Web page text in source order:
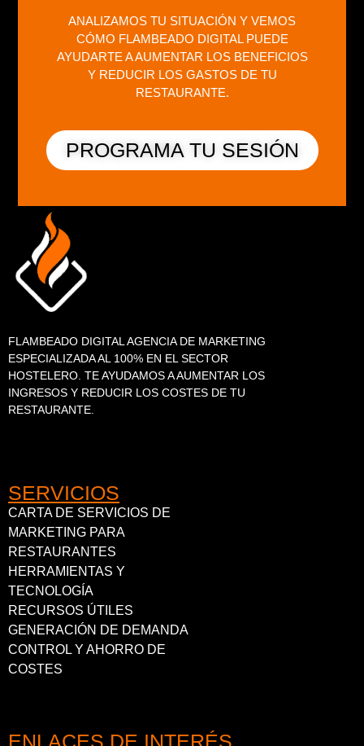
ANALIZAMOS TU SITUACIÓN Y VEMOS
CÓMO FLAMBEADO DIGITAL PUEDE
AYUDARTE A AUMENTAR LOS BENEFICIOS
Y REDUCIR LOS GASTOS DE TU
RESTAURANTE.
PROGRAMA TU SESIÓN
FLAMBEADO DIGITAL AGENCIA DE MARKETING
ESPECIALIZADA AL 100% EN EL SECTOR
HOSTELERO. TE AYUDAMOS A AUMENTAR LOS
INGRESOS Y REDUCIR LOS COSTES DE TU
RESTAURANTE.
SERVICIOS
CARTA DE SERVICIOS DE
MARKETING PARA
RESTAURANTES
HERRAMIENTAS Y
TECNOLOGÍA
RECURSOS ÚTILES
GENERACIÓN DE DEMANDA
CONTROL Y AHORRO DE
COSTES
ENLACES DE INTERÉS